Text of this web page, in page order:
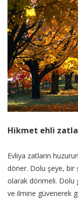
Hikmet ehli
Evliya zatların
döner. Dolu şeye, bir
olarak dönmeli. Dolu
ve ilmine güvenerek